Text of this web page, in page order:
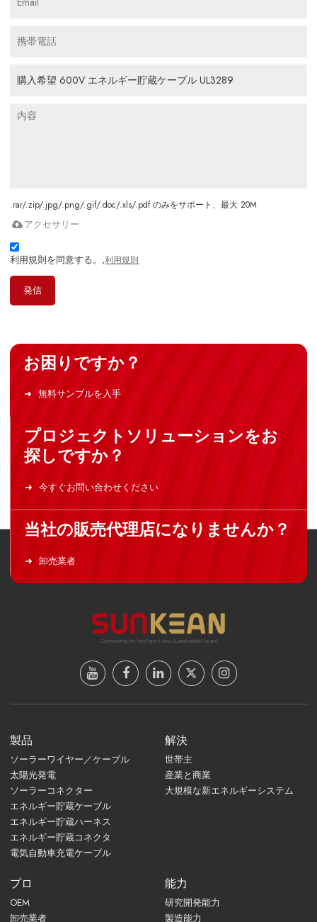
.rar/.zip/.jpg/.png/.gif/.doc/.xls/.pdf のみをサポート、最大 20M
アクセサリー
利用規則を同意する。,利用規則
発信
お困りですか？
無料サンプルを入手
プロジェクトソリューションをお
探しですか？
今すぐお問い合わせください
当社の販売代理店になりませんか？
卸売業者
製品
ソーラーワイヤー／ケーブル
太陽光発電
ソーラーコネクター
エネルギー貯蔵ケーブル
エネルギー貯蔵ハーネス
エネルギー貯蔵コネクタ
電気自動車充電ケーブル
解決
世帯主
産業と商業
大規模な新エネルギーシステム
プロ
OEM
卸売業者
能力
研究開発能力
製造能力